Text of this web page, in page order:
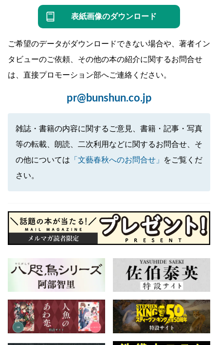
表紙画像のダウンロード
ご希望のデータがダウンロードできない場合や、著者イン
タビューのご依頼、その他の本の紹介に関するお問合せ
は、直接プロモーション部へご連絡ください。
pr@bunshun.co.jp
雑誌・書籍の内容に関するご意見、書籍・記事・写真
等の転載、朗読、二次利用などに関するお問合せ、そ
の他については 「文藝春秋へのお問合せ」
をご覧くだ
さい。